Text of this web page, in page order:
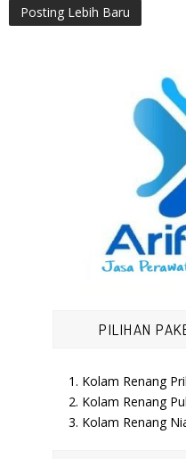
Posting Lebih Baru
PILIHAN
1. Kolam Renang
2. Kolam Renang
3. Kolam Renang